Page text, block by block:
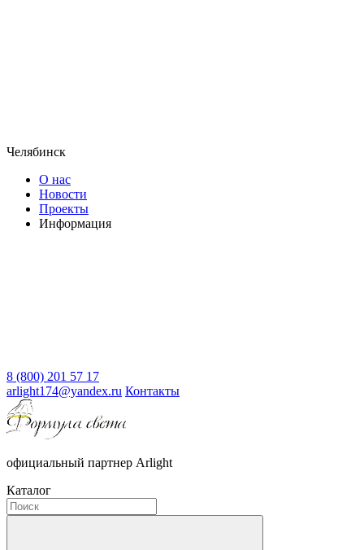
Челябинск
О нас
Новости
Проекты
Информация
8 (800) 201 57 17
arlight174@yandex.ru Контакты
официальный партнер Arlight
Каталог